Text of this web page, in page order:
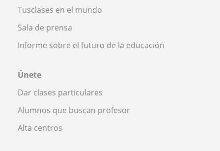
Tusclases en el mundo
Sala de prensa
Informe sobre el futuro de la educación
Únete
Dar clases particulares
Alumnos que buscan profesor
Alta centros